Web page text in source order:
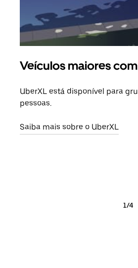
Veículos maiores
UberXL está disponível para
pessoas.
Saiba mais sobre o UberXL
1/4